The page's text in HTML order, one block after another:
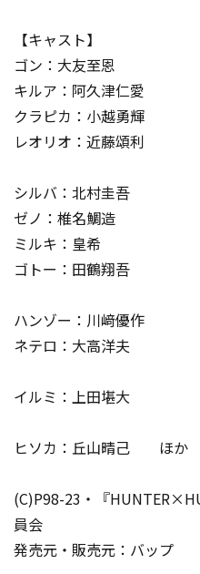
【キャスト】
ゴン：大友至恩
キルア：阿久津仁愛
クラピカ：小越勇輝
レオリオ：近藤頌利
シルバ：北村圭吾
ゼノ：椎名鯛造
ミルキ：皇希
ゴトー：田鶴翔吾
ハンゾー：川﨑優作
ネテロ：大高洋夫
イルミ：上田堪大
ヒソカ：丘山晴己 ほか
(C)P98-23・『
員会
発売元・販売元：バップ